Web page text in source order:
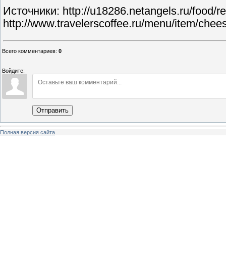
Источники: http://u18286.netangels.ru/food/
http://www.travelerscoffee.ru/menu/item/
Всего комментариев: 0
Войдите:
Отправить
Полная версия сайта